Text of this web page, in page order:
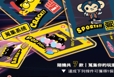
分享此篇文章